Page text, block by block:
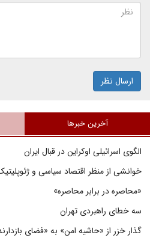
ارسال نظر
آخرین خبرها
الگوی اسرائیلی اوکراین در قبال ایران
خوانشی از منظر اقتصاد سیاسی و
«محاصره در برابر محاصره»
سه خطای راهبردی تهران
گذار خزر از «حاشیه امن» به «فضای